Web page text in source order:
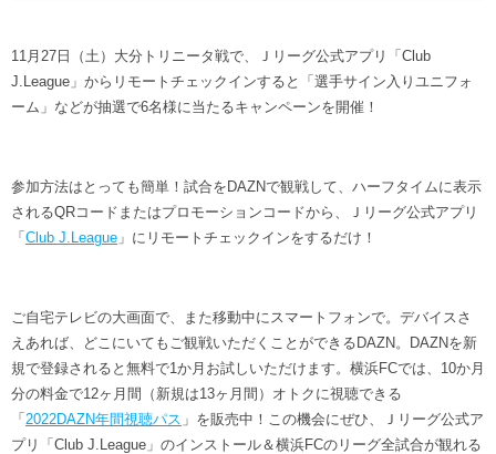
ニッパツ横浜FCシーガルズ
オリジナルビール
アカデミースタッフ
フェニックスクラブ
チアスクール
11月27日（土）大分トリニータ戦で、Ｊリーグ公式アプリ「Club
J.League」からリモートチェックインすると「選手サイン入りユニフォ
ーム」などが抽選で6名様に当たるキャンペーンを開催！
参加方法はとっても簡単！試合をDAZNで観戦して、ハーフタイムに表示
されるQRコードまたはプロモーションコードから、Ｊリーグ公式アプリ
「Club J.League 」にリモートチェックインをするだけ！
ご自宅テレビの大画面で、また移動中にスマートフォンで。デバイスさ
えあれば、どこにいてもご観戦いただくことができるDAZN。DAZNを新
規で登録されると無料で1か月お試しいただけます。横浜FCでは、10か月
分の料金で12ヶ月間（新規は13ヶ月間）オトクに視聴できる
「2022DAZN年間視聴パス 」を販売中！この機会にぜひ、Ｊリーグ公式ア
プリ「Club J.League」のインストール＆横浜FCのリーグ全試合が観れる